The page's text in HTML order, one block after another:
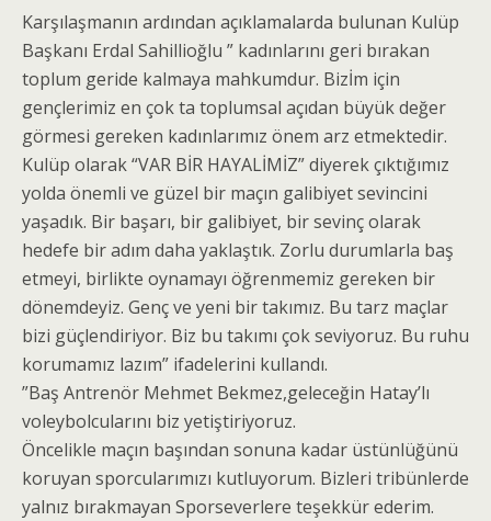
Karşılaşmanın ardından açıklamalarda bulunan Kulüp
Başkanı Erdal Sahillioğlu ” kadınlarını geri bırakan
toplum geride kalmaya mahkumdur. Bizİm için
gençlerimiz en çok ta toplumsal açıdan büyük değer
görmesi gereken kadınlarımız önem arz etmektedir.
Kulüp olarak “VAR BİR HAYALİMİZ” diyerek çıktığımız
yolda önemli ve güzel bir maçın galibiyet sevincini
yaşadık. Bir başarı, bir galibiyet, bir sevinç olarak
hedefe bir adım daha yaklaştık. Zorlu durumlarla baş
etmeyi, birlikte oynamayı öğrenmemiz gereken bir
dönemdeyiz. Genç ve yeni bir takımız. Bu tarz maçlar
bizi güçlendiriyor. Biz bu takımı çok seviyoruz. Bu ruhu
korumamız lazım” ifadelerini kullandı.
”Baş Antrenör Mehmet Bekmez,geleceğin Hatay’lı
voleybolcularını biz yetiştiriyoruz.
Öncelikle maçın başından sonuna kadar üstünlüğünü
koruyan sporcularımızı kutluyorum. Bizleri tribünlerde
yalnız bırakmayan Sporseverlere teşekkür ederim.